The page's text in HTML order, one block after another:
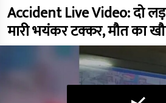
Accident Live Video: दो
मारी भयंकर टक्कर, मौत का